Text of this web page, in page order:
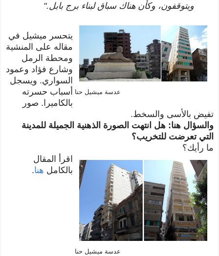
ويتوقفون، وكأن هناك سباق لبناء برج بابل."
عدسة ميشيل حنا
يتحسر ميشيل في
مقاله على المنشية
ومحطة الرمل
وشارع فؤاد وعمود
السواري. ويسجل
أسباب حسرته
بالكاميرا. صور
تفيض بالأسى والسخط.
والسؤال هنا: هل انتهت الصورة الذهنية الجميلة للمدينة
التي تعرضت للتخريب؟
ما رأيك؟
عدسة ميشيل حنا
اقرأ المقال
بالكامل هنا.